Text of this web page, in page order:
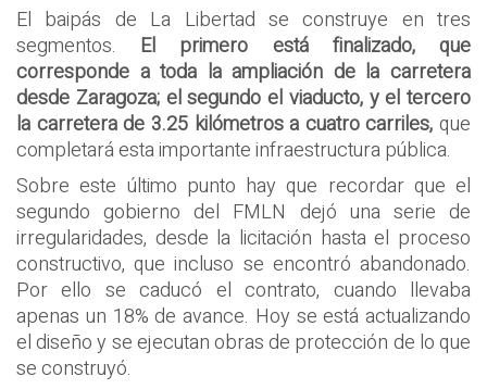
El baipás de La Libertad se construye en tres
segmentos. El primero está finalizado, que
corresponde a toda la ampliación de la carretera
desde Zaragoza; el segundo el viaducto, y el tercero
la carretera de 3.25 kilómetros a cuatro carriles, que
completará esta importante infraestructura pública.
Sobre este último punto hay que recordar que el
segundo gobierno del FMLN dejó una serie de
irregularidades, desde la licitación hasta el proceso
constructivo, que incluso se encontró abandonado.
Por ello se caducó el contrato, cuando llevaba
apenas un 18% de avance. Hoy se está actualizando
el diseño y se ejecutan obras de protección de lo que
se construyó.